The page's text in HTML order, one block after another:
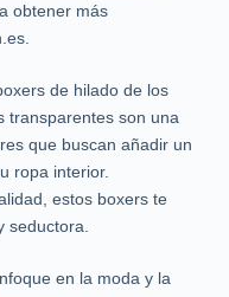
obtener más
de hilado de los
transparentes son una
que buscan añadir un
ropa interior.
estos boxers te
seductora.
en la moda y la